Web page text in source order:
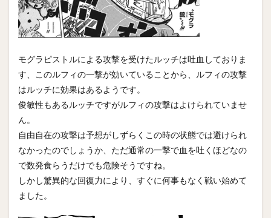
モグラピストルによる攻撃を受けたルッチは吐血しておりま
す、このルフィの一撃が効いていることから、ルフィの攻撃
はルッチに効果はあるようです。
俊敏性もあるルッチですがルフィの攻撃はよけられていませ
ん。
自由自在の攻撃は予想がしずらくこの時の状態では避けられ
なかったのでしょうか、ただ通常の一撃で血を吐くほどなの
で数発食らうだけでも危険そうですね。
しかし驚異的な回復力により、すぐに何事もなく戦い始めて
ました。